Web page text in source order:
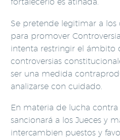
Se pretende legitimar a
para promover
intenta restringir el ámbito
controversias
ser una medida
analizarse con cuidado.
En materia de lucha
sancionará a los Jueces y
intercambien puestos y